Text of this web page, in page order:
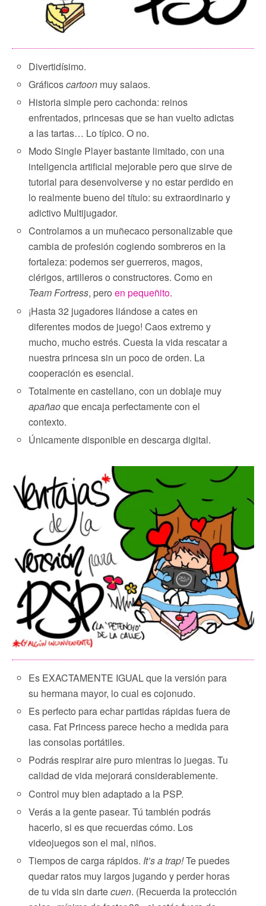
Divertidísimo.
Gráficoscartoon muy salaos.
Historia simple pero cachonda: reinos
enfrentados, princesas que se han vuelto adictas
a las tartas… Lo típico. O no.
Modo Single Player bastante limitado, con una
inteligencia artificial mejorable pero que sirve de
tutorial para desenvolverse y no estar perdido en
lo realmente bueno del título: su extraordinario y
adictivo Multijugador.
Controlamos a un muñecaco personalizable que
cambia de profesión cogiendo sombreros en la
fortaleza: podemos ser guerreros, magos,
clérigos, artilleros o constructores. Como en
Team Fortress, peroen pequeñito.
¡Hasta 32 jugadores liándose a cates en
diferentes modos de juego! Caos extremo y
mucho, mucho estrés. Cuesta la vida rescatar a
nuestra princesa sin un poco de orden. La
cooperación es esencial.
Totalmente en castellano, con un doblaje muy
apañaoque encaja perfectamente con el
contexto.
Únicamente disponible en descarga digital.
Es EXACTAMENTE IGUAL que la versión para
su hermana mayor, lo cual es cojonudo.
Es perfecto para echar partidas rápidas fuera de
casa. Fat Princess parece hecho a medida para
las consolas portátiles.
Podrás respirar aire puro mientras lo juegas. Tu
calidad de vida mejorará considerablemente.
Control muy bien adaptado a la PSP.
Verás a la gente pasear. Tú también podrás
hacerlo, si es que recuerdas cómo. Los
videojuegos son el mal, niños.
Tiempos de carga rápidos. It’s a trap!Te puedes
quedar ratos muy largos jugando y perder horas
de tu vida sin dartecuen. (Recuerda la protección